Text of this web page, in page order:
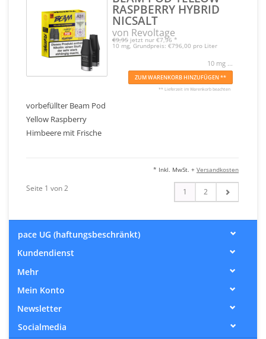
RASPBERRY HYBRID
NICSALT
von Revoltage
€9,95 jetzt nur €7,96 *
10 mg, Grundpreis: €796,00 pro Liter
10 mg ...
ZUM WARENKORB HINZUFÜGEN **
** Lieferzeit im Warenkorb beachten
vorbefüllter Beam Pod
Yellow Raspberry
Himbeere mit Frische
* Inkl. MwSt. + Versandkosten
Seite 1 von 2 1 2
pace UG (haftungsbeschränkt)
Kundendienst
Mehr
Mein Konto
Newsletter
Socialmedia